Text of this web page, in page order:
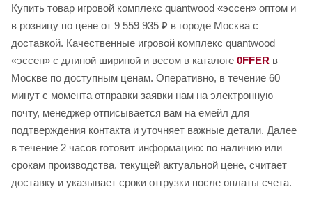
Купить товар игровой комплекс quantwood «эссен» оптом и
в розницу по цене от 9 559 935 ₽ в городе Москва с
доставкой. Качественные игровой комплекс quantwood
«эссен» с длиной шириной и весом в каталоге 0FFER в
Москве по доступным ценам. Оперативно, в течение 60
минут с момента отправки заявки нам на электронную
почту, менеджер отписывается вам на емейл для
подтверждения контакта и уточняет важные детали. Далее
в течение 2 часов готовит информацию: по наличию или
срокам производства, текущей актуальной цене, считает
доставку и указывает сроки отгрузки после оплаты счета.